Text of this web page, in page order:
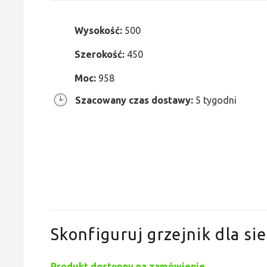
Wysokość: 500
Szerokość: 450
Moc: 958
Szacowany czas dostawy: 5 tygodni
Skonfiguruj grzejnik dla